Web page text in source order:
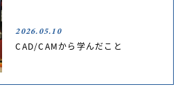
2026.05.10
CAD/CAMから学んだこと